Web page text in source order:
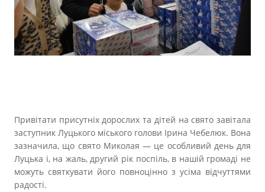
Привітати присутніх дорослих та дітей на свято завітала
заступник Луцького міського голови Ірина Чебелюк. Вона
зазначила, що свято Миколая — це особливий день для
Луцька і, на жаль, другий рік поспіль, в нашій громаді не
можуть святкувати його повноцінно з усіма відчуттями
радості.